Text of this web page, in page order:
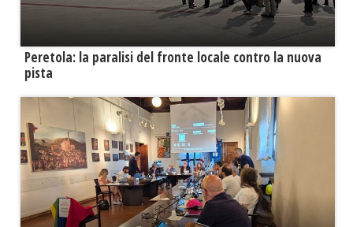
Peretola: la paralisi del fronte locale contro la nuova
pista